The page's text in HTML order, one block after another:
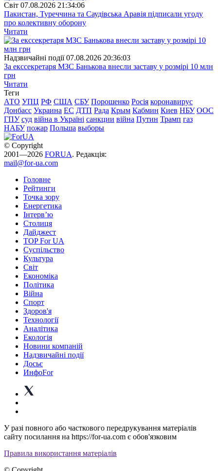
Свiт 07.08.2026 21:34:06
Пакистан, Туреччина та Саудівська Аравія підписали угоду
про колективну оборону
Читати
Надзвичайні події 07.08.2026 20:36:03
За екссекретаря МЗС Банькова внесли заставу у розмірі 10 млн
грн
Читати
Теги
АТО УПЦ РФ США СБУ Порошенко Росія коронавирус
Донбасс Украина ЕС ДТП Рада Крым Кабмин Киев НБУ ООС
ГПУ суд війна в Україні санкции війна Путин Трамп газ
НАБУ пожар Польша выборы
© Copyright
2001—2026 FORUA. Редакція:
mail@for-ua.com
Головне
Рейтинги
Точка зору
Енергетика
Інтерв’ю
Столиця
Дайджест
TOP For UA
Суспiльство
Культура
Світ
Економіка
Політика
Війна
Спорт
Здоров'я
Технології
Аналітика
Екологія
Новини компаній
Надзвичайні події
Досьє
ИнфоFor
У разі повного або часткового передрукування матеріалів
сайту посилання на https://for-ua.com є обов'язковим
Правила використання матеріалів